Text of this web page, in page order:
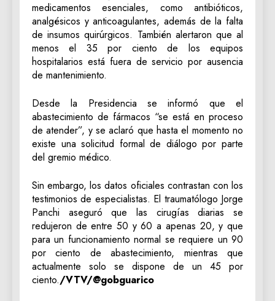
medicamentos esenciales, como antibióticos,
analgésicos y anticoagulantes, además de la falta
de insumos quirúrgicos. También alertaron que al
menos el 35 por ciento de los equipos
hospitalarios está fuera de servicio por ausencia
de mantenimiento.
Desde la Presidencia se informó que el
abastecimiento de fármacos “se está en proceso
de atender”, y se aclaró que hasta el momento no
existe una solicitud formal de diálogo por parte
del gremio médico.
Sin embargo, los datos oficiales contrastan con los
testimonios de especialistas. El traumatólogo Jorge
Panchi aseguró que las cirugías diarias se
redujeron de entre 50 y 60 a apenas 20, y que
para un funcionamiento normal se requiere un 90
por ciento de abastecimiento, mientras que
actualmente solo se dispone de un 45 por
ciento./VTV/@gobguarico